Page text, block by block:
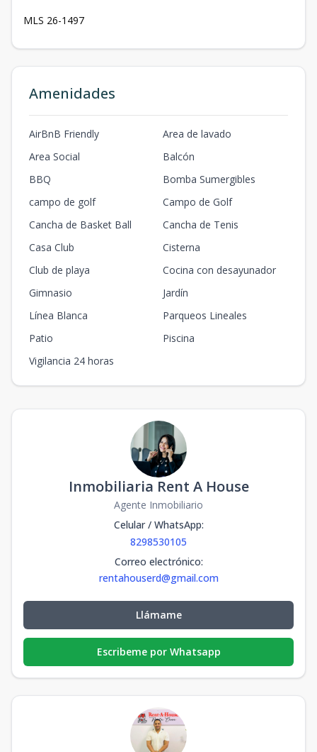
MLS 26-1497
Amenidades
AirBnB Friendly
Area de lavado
Area Social
Balcón
BBQ
Bomba Sumergibles
campo de golf
Campo de Golf
Cancha de Basket Ball
Cancha de Tenis
Casa Club
Cisterna
Club de playa
Cocina con desayunador
Gimnasio
Jardín
Línea Blanca
Parqueos Lineales
Patio
Piscina
Vigilancia 24 horas
Inmobiliaria Rent A House
Agente Inmobiliario
Celular / WhatsApp:
8298530105
Correo electrónico:
rentahouserd@gmail.com
Llámame
Escribeme por Whatsapp